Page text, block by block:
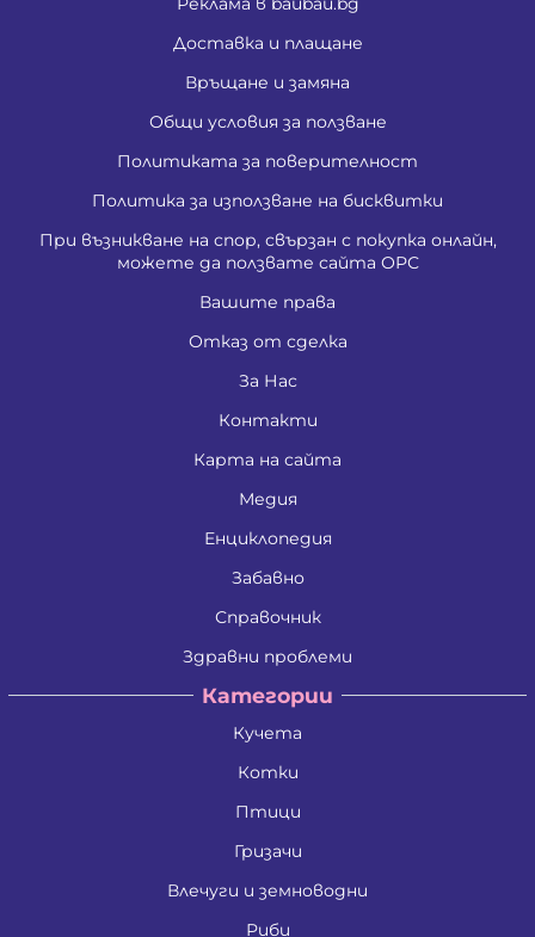
Доставка и плащане
Връщане и замяна
Общи условия за ползване
Политиката за поверителност
Политика за използване на бисквитки
При възникване на спор, свързан с покупка онлайн,
можете да ползвате сайта ОРС
Вашите права
Отказ от сделка
За Нас
Контакти
Карта на сайта
Медия
Енциклопедия
Забавно
Справочник
Здравни проблеми
Категории
Кучета
Котки
Птици
Гризачи
Влечуги и земноводни
Риби